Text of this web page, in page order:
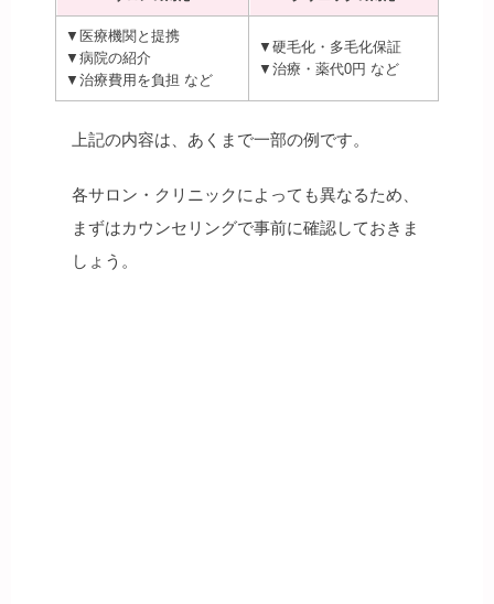
▼医療機関と提携
▼病院の紹介
▼治療費用を負担 など
▼硬毛化・多毛化保証
▼治療・薬代0円 など
上記の内容は、あくまで一部の例です。
各サロン・クリニックによっても異なるため、
まずはカウンセリングで事前に確認しておきま
しょう。